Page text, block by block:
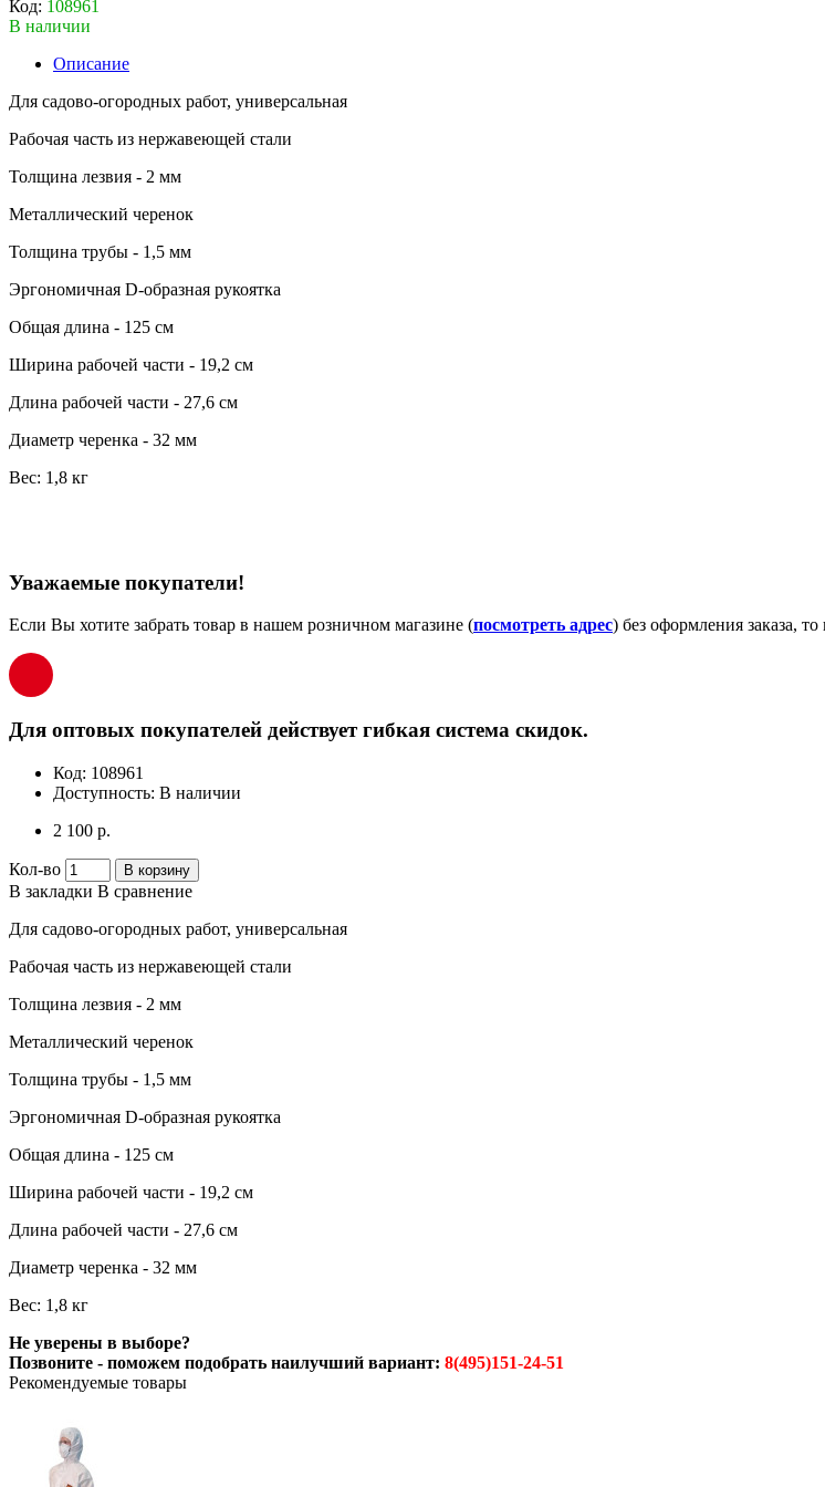
Код: 108961
В наличии
Описание
Для садово-огородных работ, универсальная
Рабочая часть из нержавеющей стали
Толщина лезвия - 2 мм
Металлический черенок
Толщина трубы - 1,5 мм
Эргономичная D-образная рукоятка
Общая длина - 125 см
Ширина рабочей части - 19,2 см
Длина рабочей части - 27,6 см
Диаметр черенка - 32 мм
Вес: 1,8 кг
Уважаемые покупатели!
Если Вы хотите забрать товар в нашем розничном магазине (посмотреть адрес) без оформления заказа,
Для оптовых покупателей действует гибкая система скидок.
Код: 108961
Доступность: В наличии
2 100 р.
Кол-во В корзину
В закладки В сравнение
Для садово-огородных работ, универсальная
Рабочая часть из нержавеющей стали
Толщина лезвия - 2 мм
Металлический черенок
Толщина трубы - 1,5 мм
Эргономичная D-образная рукоятка
Общая длина - 125 см
Ширина рабочей части - 19,2 см
Длина рабочей части - 27,6 см
Диаметр черенка - 32 мм
Вес: 1,8 кг
Не уверены в выборе?
Позвоните - поможем подобрать наилучший вариант: 8(495)151-24-51
Рекомендуемые товары